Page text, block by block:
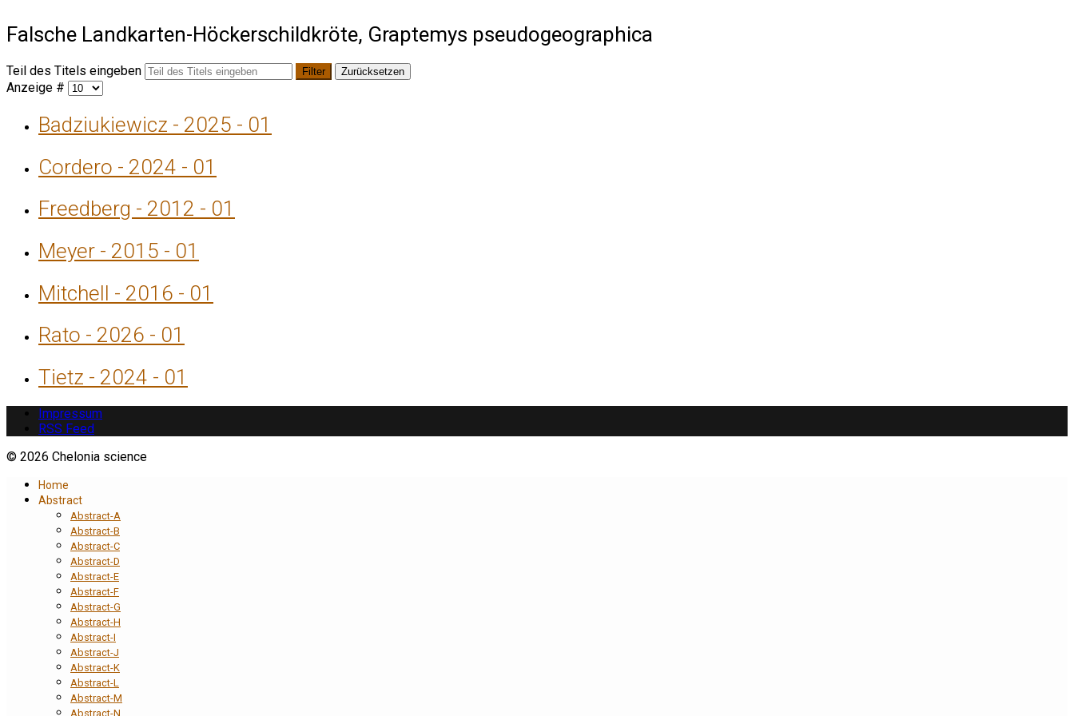
Falsche Landkarten-Höckerschildkröte, Graptemys pseudogeographica
Teil des Titels eingeben Filter Zurücksetzen
Anzeige #
Badziukiewicz - 2025 - 01
Cordero - 2024 - 01
Freedberg - 2012 - 01
Meyer - 2015 - 01
Mitchell - 2016 - 01
Rato - 2026 - 01
Tietz - 2024 - 01
Impressum
RSS Feed
© 2026 Chelonia science
Home
Abstract
Abstract-A
Abstract-B
Abstract-C
Abstract-D
Abstract-E
Abstract-F
Abstract-G
Abstract-H
Abstract-I
Abstract-J
Abstract-K
Abstract-L
Abstract-M
Abstract-N